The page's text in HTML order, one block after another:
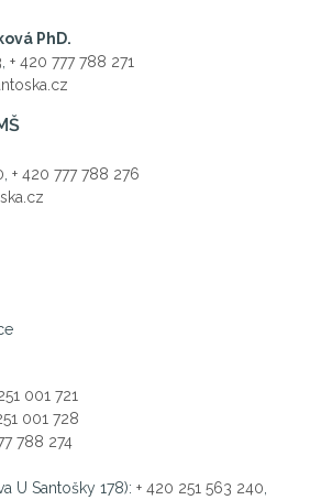
PhD.
+ 420 777 788 271
+ 420 777 788 276
001 721
001 728
788 274
U Santošky 178): + 420 251 563 240